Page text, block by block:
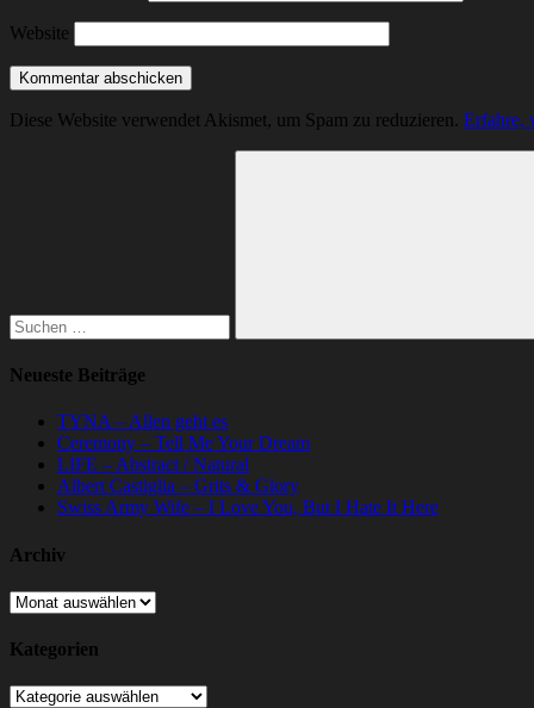
Website
Diese Website verwendet Akismet, um Spam zu reduzieren. Erfahre,
Suchen
Neueste Beiträge
TYNA – Allen geht es
Ceremony – Tell Me Your Dream
LIFE – Abstract / Natural
Albert Castiglia – Grits & Glory
Swiss Army Wife – I Love You, But I Hate It Here
Archiv
Archiv
Kategorien
Kategorien